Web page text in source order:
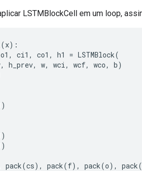
LSTMBlockCell em um loop,
(x):
o1 , ci1 , co1 , h1 = LSTMBlock(
, h_prev, w, wci, wcf, wco, b)
)
)
)
pack(cs), pack(f), pack(o), pack(